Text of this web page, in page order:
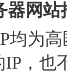
器网
均为
，也